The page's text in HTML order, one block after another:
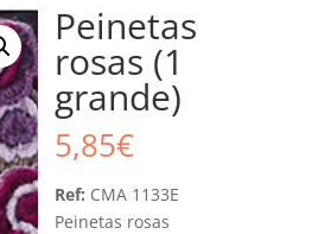
Peinetas
rosas (1
grande)
5,85€
Ref: CMA 1133E
Peinetas rosas